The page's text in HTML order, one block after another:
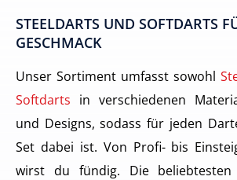
STEELDARTS UND SOFTDARTS
GESCHMACK
Unser Sortiment umfasst sowohl
Softdarts in verschiedenen
und Designs, sodass für jeden
Set dabei ist. Von Profi- bis
wirst du fündig. Die beliebtesten